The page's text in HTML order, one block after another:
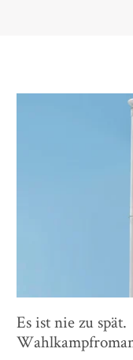
Es ist nie zu spät.